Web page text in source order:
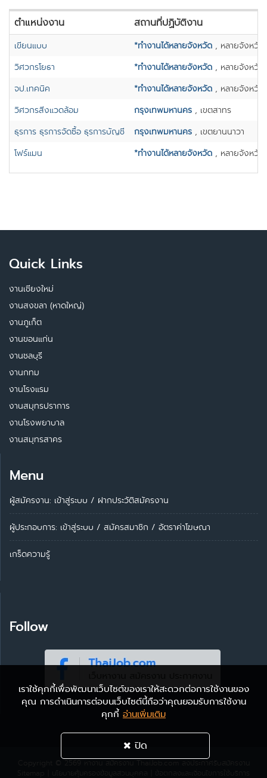
ตำแหน่งงาน สถานที่ปฏิบัติงาน
เขียนแบบ *ทำงานได้หลายจังหวัด , หลายจังหวัด
วิศวกรโยธา
*ทำงานได้หลายจังหวัด , หลายจังหวัด
จป.เทคนิค
*ทำงานได้หลายจังหวัด , หลายจังหวัด
วิศวกรสิ่งแวดล้อม
กรุงเทพมหานคร , เขตสาทร
ธุรการ ธุรการจัดซื้อ ธุรการบัญชี
กรุงเทพมหานคร , เขตยานนาวา
โฟร์แมน
*ทำงานได้หลายจังหวัด , หลายจังหวัด
Quick Links
งานเชียงใหม่
งานสงขลา (หาดใหญ่)
งานภูเก็ต
งานขอนแก่น
งานชลบุรี
งานกทม
งานโรงแรม
งานสมุทรปราการ
งานโรงพยาบาล
งานสมุทรสาคร
Menu
ผู้สมัครงาน: เข้าสู่ระบบ / ฝากประวัติสมัครงาน
ผู้ประกอบการ: เข้าสู่ระบบ / สมัครสมาชิก / อัตราค่าโฆษณา
เกร็ดความรู้
Follow
เราใช้คุกกี้เพื่อพัฒนาเว็บไซต์ของเราให้สะดวกต่อการใช้งานของ
คุณ การดำเนินการต่อบนเว็บไซต์นี้ถือว่าคุณยอมรับการใช้งาน
คุกกี้ อ่านเพิ่มเติม
ปิด